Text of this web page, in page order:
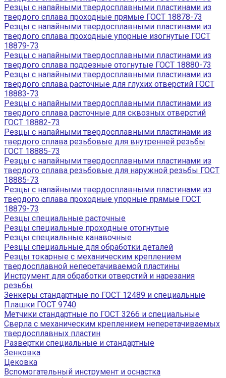
Резцы с напайными твердосплавными пластинами из
твердого сплава проходные прямые ГОСТ 18878-73
Резцы с напайными твердосплавными пластинами из
твердого сплава проходные упорные изогнутые ГОСТ
18879-73
Резцы с напайными твердосплавными пластинами из
твердого сплава подрезные отогнутые ГОСТ 18880-73
Резцы с напайными твердосплавными пластинами из
твердого сплава расточные для глухих отверстий ГОСТ
18883-73
Резцы с напайными твердосплавными пластинами из
твердого сплава расточные для сквозных отверстий
ГОСТ 18882-73
Резцы с напайными твердосплавными пластинами из
твердого сплава резьбовые для внутренней резьбы
ГОСТ 18885-73
Резцы с напайными твердосплавными пластинами из
твердого сплава резьбовые для наружной резьбы ГОСТ
18885-73
Резцы с напайными твердосплавными пластинами из
твердого сплава проходные упорные прямые ГОСТ
18879-73
Резцы специальные расточные
Резцы специальные проходные отогнутые
Резцы специальные канавочные
Резцы специальные для обработки деталей
Резцы токарные с механическим креплением
твердосплавной неперетачиваемой пластины
Инструмент для обработки отверстий и нарезания
резьбы
Зенкеры стандартные по ГОСТ 12489 и специальные
Плашки ГОСТ 9740
Метчики стандартные по ГОСТ 3266 и специальные
Сверла с механическим креплением неперетачиваемых
твердосплавных пластин
Развертки специальные и стандартные
Зенковка
Цековка
Вспомогательный инструмент и оснастка